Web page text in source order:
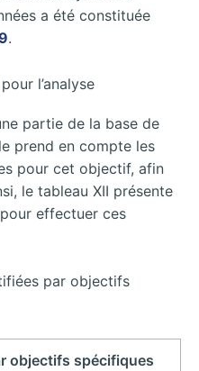
a été constituée
.
l’analyse
partie de la base de
prend en compte les
pour cet objectif, afin
le tableau XII présente
effectuer ces
par objectifs
objectifs spécifiques